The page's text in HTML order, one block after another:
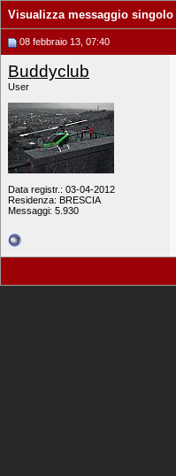
Visualizza messaggio singolo
08 febbraio 13, 07:40
Buddyclub
User
Data registr.: 03-04-2012
Residenza: BRESCIA
Messaggi: 5.930